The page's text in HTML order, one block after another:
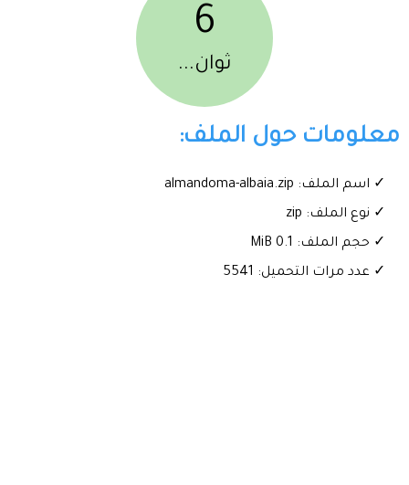
6
ثوان...
معلومات حول الملف:
✓ اسم الملف: almandoma-albaia.zip
✓ نوع الملف: zip
✓ حجم الملف: 0.1 MiB
✓ عدد مرات التحميل: 5541